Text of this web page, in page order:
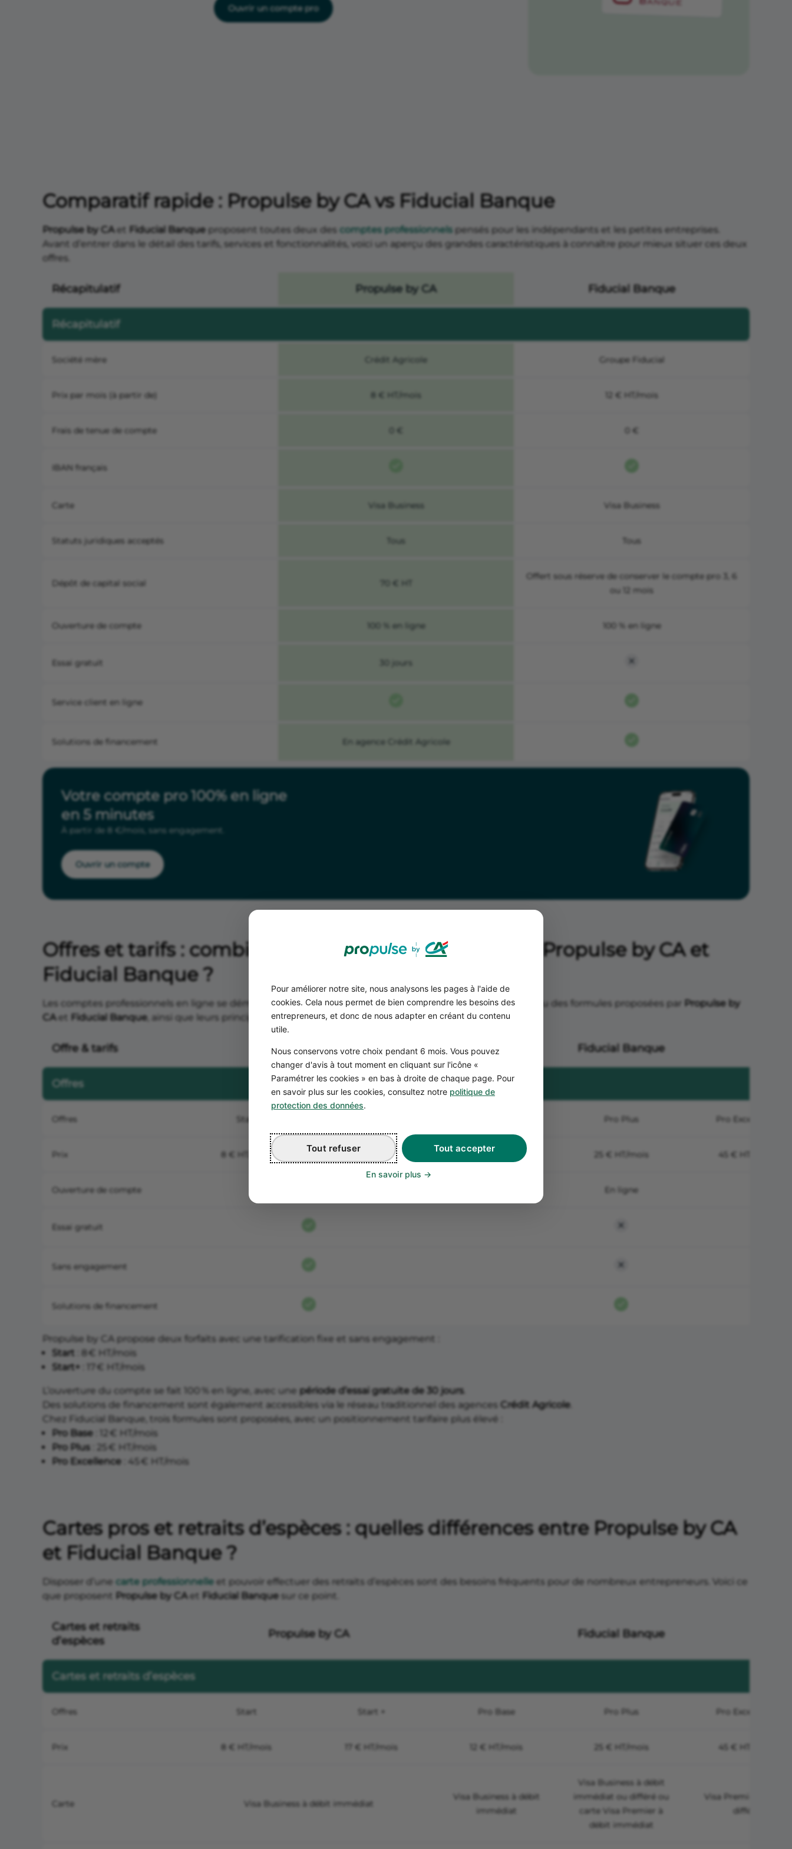
Pour améliorer notre site, nous analysons les pages à l'aide de
cookies. Cela nous permet de bien comprendre les besoins des
entrepreneurs, et donc de nous adapter en créant du contenu
utile.
Nous conservons votre choix pendant 6 mois. Vous pouvez
changer d'avis à tout moment en cliquant sur l'icône «
Paramétrer les cookies » en bas à droite de chaque page. Pour
en savoir plus sur les cookies, consultez notre politique de
protection des données.
Tout accepter
Tout refuser
En savoir plus
Ouvrir un compte pro
Comparatif rapide : Propulse by CA vs Fiducial Banque
Propulse by CAet Fiducial Banque proposent toutes deux des comptes professionnels pensés pour les indépendants et les petites entreprises.
Avant d’entrer dans le détail des tarifs, services et fonctionnalités, voici un aperçu des grandes caractéristiques à connaître pour mieux situer ces deux
offres.
Récapitulatif Propulse by CA Fiducial Banque
Récapitulatif
Société mère Crédit Agricole Groupe Fiducial
Prix par mois (à partir de) 8 € HT/mois 12 € HT/mois
Frais de tenue de compte 0 € 0 €
IBAN français
Carte Visa Business Visa Business
Statuts juridiques acceptés Tous Tous
Dépôt de capital social 70 € HT
Offert sous réserve de conserver le compte pro 3, 6
ou 12 mois
Ouverture de compte 100 % en ligne 100 % en ligne
Essai gratuit 30 jours
Service client en ligne
Solutions de financement En agence Crédit Agricole
Votre compte pro 100% en ligne
en 5 minutes
À partir de 8 €/mois, sans engagement.
Ouvrir un compte
Offres et tarifs : combien coûtent les comptes pro de Propulse by CA et
Fiducial Banque ?
Les comptes professionnels en ligne se démarquent souvent par une tarification simplifiée. Voici un aperçu des formules proposées par Propulse by
CAet Fiducial Banque , ainsi que leurs principales conditions.
Offre & tarifs Propulse by CA Fiducial Banque
Offres
Offres Start Pro Plus Pro Excellence
Prix 8 € HT/mois 17 € HT/mois 12 € HT/mois 25 € HT/mois 45 € HT/mois
Ouverture de compte En ligne
Essai gratuit
Sans engagement
Solutions de financement
Propulse by CA propose deux forfaits avec une tarification fixe et sans engagement :
Start : 8 € HT/mois
Start+ : 17 € HT/mois
L’ouverture du compte se fait 100 % en ligne, avec une période d’essai gratuite de 30 jours.
Des solutions de financement sont également accessibles via le réseau traditionnel des agences Crédit Agricole
Chez Fiducial Banque, trois formules sont proposées, avec un positionnement tarifaire plus élevé :
Pro Base : 12 € HT/mois
Pro Plus : 25 € HT/mois
Pro Excellence : 45 € HT/mois
Cartes pros et retraits d’espèces : quelles différences entre Propulse by CA
et Fiducial Banque ?
Disposer d’une carte professionnelle et pouvoir effectuer des retraits d’espèces sont des besoins fréquents pour de nombreux entrepreneurs. Voici ce
que proposent Propulse by CAet Fiducial Banque sur ce point.
Cartes et retraits
d’espèces
Propulse by CA Fiducial Banque
Cartes et retraits d’espèces
Offres Start Start + Pro Base Pro Plus Pro Excellence
Prix 8 € HT/mois 17 € HT/mois 12 € HT/mois 25 € HT/mois 45 € HT/mois
Carte Visa Business à débit immédiat
Visa Business à débit
immédiat
Visa Business à débit
immédiat ou différé ou
carte Visa Premier à
débit immédiat
Visa Premier à débit
différé